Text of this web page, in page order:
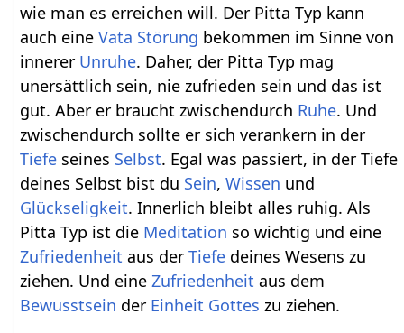
wie man es erreichen will. Der Pitta Typ kann
auch eineVata Störung bekommen im Sinne von
innerer Unruhe. Daher, der Pitta Typ mag
unersättlich sein, nie zufrieden sein und das ist
gut. Aber er braucht zwischendurch Ruhe. Und
zwischendurch sollte er sich verankern in der
Tiefe seines Selbst. Egal was passiert, in der Tiefe
deines Selbst bist du Sein,Wissen und
Glückseligkeit. Innerlich bleibt alles ruhig. Als
Pitta Typ ist die Meditation so wichtig und eine
Zufriedenheit aus derTiefe deines Wesens zu
ziehen. Und eineZufriedenheit aus dem
Bewusstsein der Einheit Gottes zu ziehen.